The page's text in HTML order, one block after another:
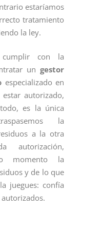
estaríamos
tratamiento
la ley.
con la
un gestor
especializado en
autorizado,
es la única
la
a la otra
autorización,
momento la
y de lo que
juegues: confía